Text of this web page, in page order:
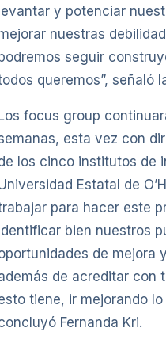
y potenciar
nuestras
seguir
queremos”, señaló
focus group
esta vez con
los cinco institutos de
Estatal de
para hacer este
bien nuestros
de mejora
de acreditar con
tiene, ir mejorando
Fernanda Kri.